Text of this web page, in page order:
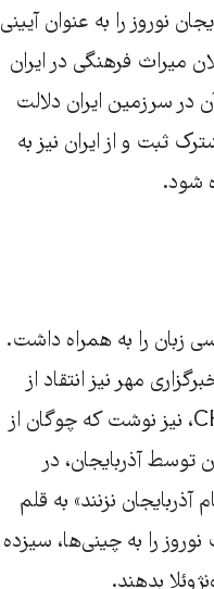
نوروز را به عنوان آیینی
میراث فرهنگی در ایران
در سرزمین ایران دلالت
ثبت و از ایران نیز به
شود.
زبان را به همراه داشت.
مهر نیز انتقاد از
سکوت مسئولان ایرانی حاضر در جلسه بود. خبرگزاری میراث فرهنگی، CHN، نیز نوشت که چوگان از
آذربایجان، در
نزنند» به قلم
را به چینی‌ها، سیزده